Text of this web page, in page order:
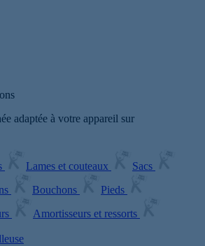
adaptée à votre appareil sur
Lames et couteaux
Sacs
Bouchons
Pieds
Amortisseurs et ressorts